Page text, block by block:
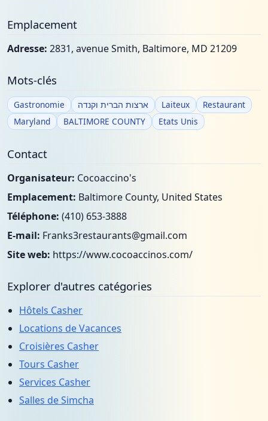
Emplacement
Adresse: 2831, avenue Smith, Baltimore, MD 21209
Mots-clés
Gastronomie ארצות הברית וקנדה Laiteux
Restaurant
Maryland
BALTIMORE COUNTY Etats Unis
Contact
Organisateur: Cocoaccino's
Emplacement: Baltimore County, United States
Téléphone: (410) 653-3888
E-mail: Franks3restaurants@gmail.com
Site web: https://www.cocoaccinos.com/
Explorer d'autres catégories
Hôtels Casher
Locations de Vacances
Croisières Casher
Tours Casher
Services Casher
Salles de Simcha